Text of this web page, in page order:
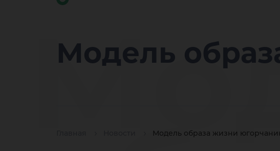
Модель
Модель образа жизни